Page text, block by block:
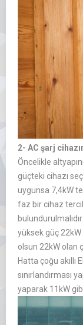
2- AC şarj
Öncelikle
güçteki cihazı
uygunsa 7,4kW
faz bir cihaz
yüksek güç 22kW
olsun 22kW olan
Hatta çoğu akıllı
sınırlandırması
yaparak 11kW